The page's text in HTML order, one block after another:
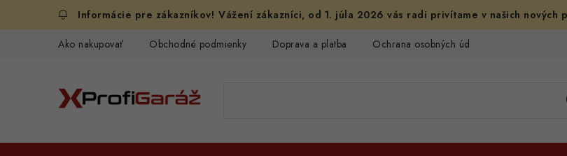
Vážení zákazníci, od 1. júla 2026 vás radi privítame v našich nových
Ako nakupovať Obchodné podmienky Doprava a platba Ochrana osobných údajov